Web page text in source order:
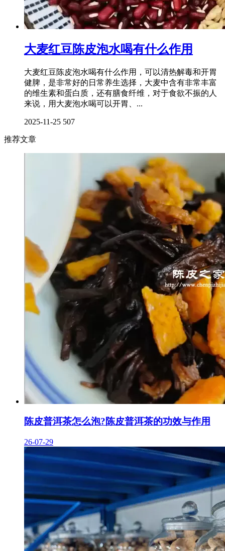
大麦红豆陈皮泡水喝有什么作用
大麦红豆陈皮泡水喝有什么作用，可以清热解毒和开胃
健脾，是非常好的日常养生选择，大麦中含有非常丰富
的维生素和蛋白质，还有膳食纤维，对于食欲不振的人
来说，用大麦泡水喝可以开胃、...
2025-11-25 507
推荐文章
陈皮普洱茶怎么泡?陈皮普洱茶的功效与作用
26-07-29